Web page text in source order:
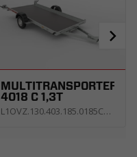
MULTITRANSPORTER
4018 C 1,3T
L1OVZ.130.403.185.0185C_KS2E